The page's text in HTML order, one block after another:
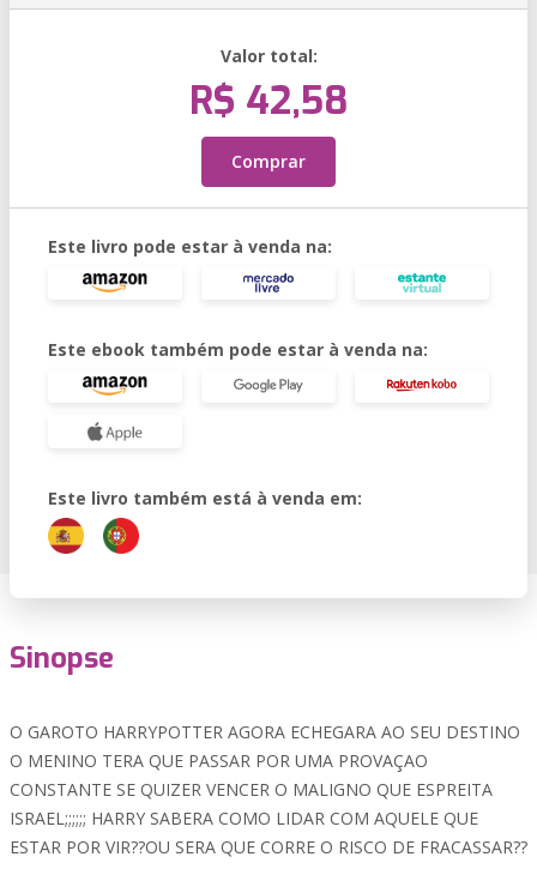
Valor total:
R$ 42,58
Comprar
Este livro pode estar à venda na:
Este ebook também pode estar à venda na:
Este livro também está à venda em:
Sinopse
O GAROTO HARRYPOTTER AGORA ECHEGARA AO SEU DESTINO
O MENINO TERA QUE PASSAR POR UMA PROVAÇAO
CONSTANTE SE QUIZER VENCER O MALIGNO QUE ESPREITA
ISRAEL;;;;;; HARRY SABERA COMO LIDAR COM AQUELE QUE
ESTAR POR VIR??OU SERA QUE CORRE O RISCO DE FRACASSAR??